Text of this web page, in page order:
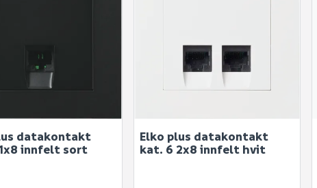
datakontakt
innfelt sort
Elko plus datakontakt
kat. 6 2x8 innfelt hvit